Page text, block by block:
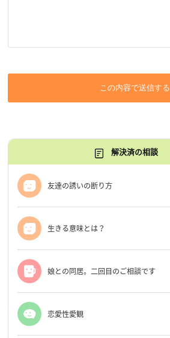
この内容で送信する
解決済の相談
友達の誘いの断り方
生きる意味とは？
娘との同居。二回目のご相談です
恋愛性愛観